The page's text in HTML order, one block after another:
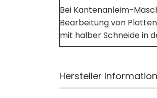
Bei Kantenanleim-
Bearbeitung von
mit halber Schneide in
Hersteller